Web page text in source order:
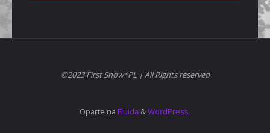
©2023 First Snow*PL | All Rights reserved
Oparte na Fluida &WordPress.